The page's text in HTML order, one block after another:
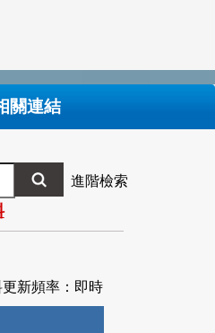
關連結
進階檢索
更新頻率：即時